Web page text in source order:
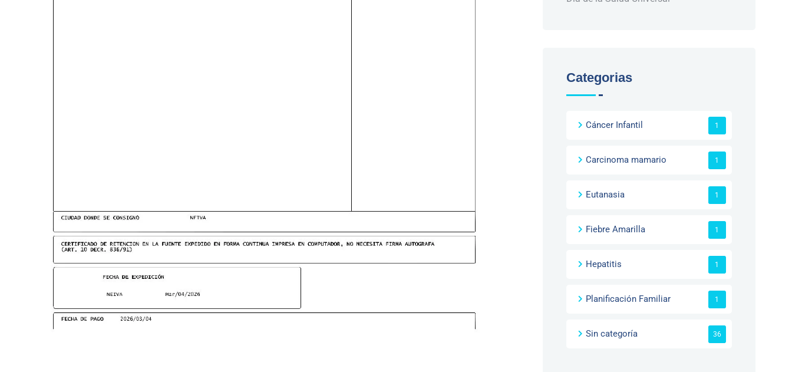
Categorias
Cáncer Infantil 1
Carcinoma mamario 1
Eutanasia 1
Fiebre Amarilla 1
Hepatitis 1
Planificación Familiar 1
Sin categoría 36